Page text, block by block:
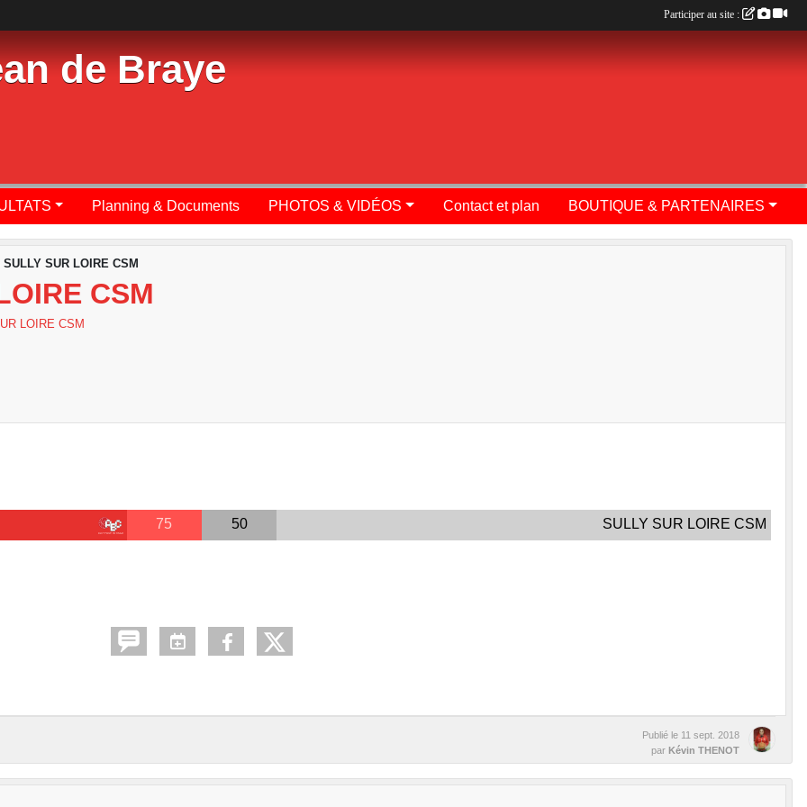
de Braye
Planning & Documents PHOTOS & VIDÉOS Contact et plan BOUTIQUE & PARTENAIRES
SULLY SUR LOIRE CSM
CSM
LOIRE CSM
75 50 SULLY SUR LOIRE CSM
Publié le 11 sept. 2018
par Kévin THENOT
Participer au site :